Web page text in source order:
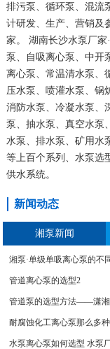
排污泵、循环泵、混流
计研发、生产、营销及
家。 湖南长沙水泵厂
泵、自吸离心泵、中开
离心泵、常温清水泵、
压水泵、喷灌水泵、锅
消防水泵、冷凝水泵、
泵、抽水泵、真空水泵
水泵、排水泵、矿用水
等上百个系列、水泵选
供水系统。
新闻动态
湘泵新闻
湘泵·单级单吸离心泵的不
管道离心泵的选型2
管道泵的选型方法——潇
耐腐蚀化工离心泵那么多
水泵离心泵如何选型 水泵